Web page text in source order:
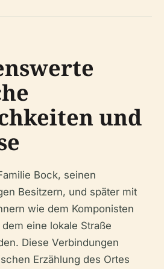
und
Bock, seinen
Besitzern, und später mit
wie dem Komponisten
eine lokale Straße
Diese Verbindungen
Erzählung des Ortes